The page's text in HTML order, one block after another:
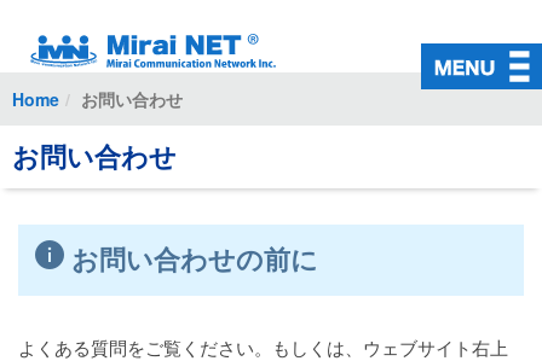
初めての方
対応回線
料金・お支払い
よくある質問
Home お問い合わせ
お問い合わせ
お問い合わせの前に
よくある質問をご覧ください。もしくは、ウェブサイト右上